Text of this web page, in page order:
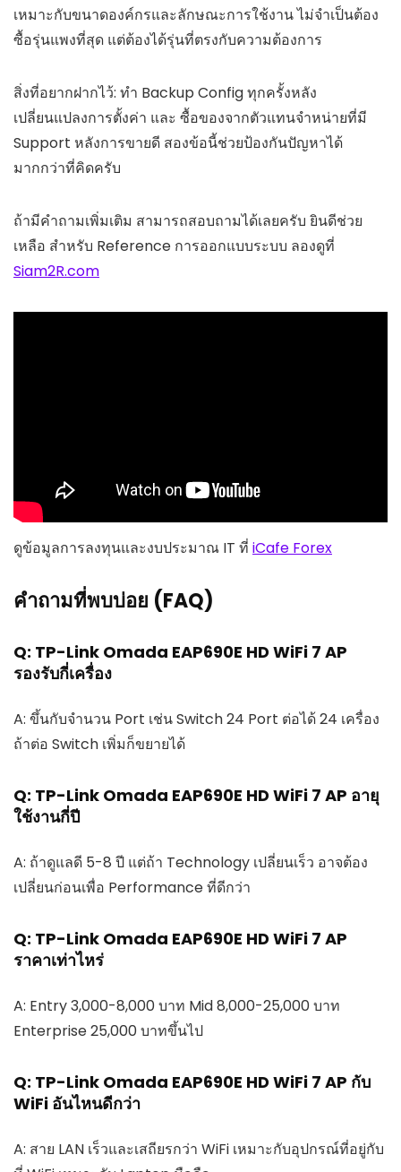
เหมาะกับขนาดองค์กรและลักษณะการใช้งาน ไม่จำเป็นต้อง
ซื้อรุ่นแพงที่สุด แต่ต้องได้รุ่นที่ตรงกับความต้องการ
สิ่งที่อยากฝากไว้: ทำ Backup Config ทุกครั้งหลัง
เปลี่ยนแปลงการตั้งค่า และ ซื้อของจากตัวแทนจำหน่ายที่มี
Support หลังการขายดี สองข้อนี้ช่วยป้องกันปัญหาได้
มากกว่าที่คิดครับ
ถ้ามีคำถามเพิ่มเติม สามารถสอบถามได้เลยครับ ยินดีช่วย
เหลือ สำหรับ Reference การออกแบบระบบ ลองดูที่
Siam2R.com
ดูข้อมูลการลงทุนและงบประมาณ IT ที่ iCafe Forex
คำถามที่พบบ่อย (FAQ)
Q: TP-Link Omada EAP690E HD WiFi 7 AP
รองรับกี่เครื่อง
A: ขึ้นกับจำนวน Port เช่น Switch 24 Port ต่อได้ 24 เครื่อง
ถ้าต่อ Switch เพิ่มก็ขยายได้
Q: TP-Link Omada EAP690E HD WiFi 7 AP อายุ
ใช้งานกี่ปี
A: ถ้าดูแลดี 5-8 ปี แต่ถ้า Technology เปลี่ยนเร็ว อาจต้อง
เปลี่ยนก่อนเพื่อ Performance ที่ดีกว่า
Q: TP-Link Omada EAP690E HD WiFi 7 AP
ราคาเท่าไหร่
A: Entry 3,000-8,000 บาท Mid 8,000-25,000 บาท
Enterprise 25,000 บาทขึ้นไป
Q: TP-Link Omada EAP690E HD WiFi 7 AP กับ
WiFi อันไหนดีกว่า
A: สาย LAN เร็วและเสถียรกว่า WiFi เหมาะกับอุปกรณ์ที่อยู่กับ